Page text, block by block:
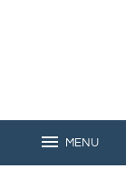
MENU